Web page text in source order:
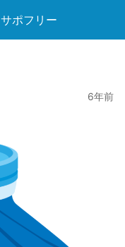
ポフリー
6年前